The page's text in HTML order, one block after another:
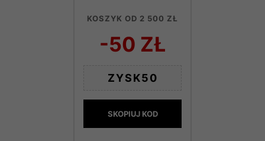
KOSZYK OD 2 500 ZŁ
-50 ZŁ
ZYSK50
SKOPIUJ KOD